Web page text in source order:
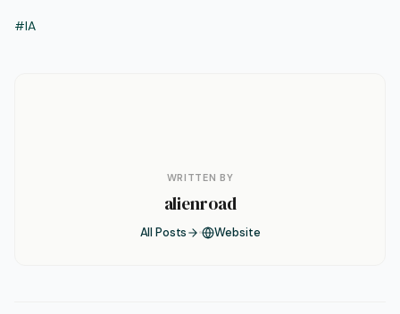
#IA
WRITTEN BY
alienroad
All Posts Website